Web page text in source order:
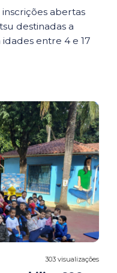
abertas
destinadas a
entre 4 e 17
303 visualizações